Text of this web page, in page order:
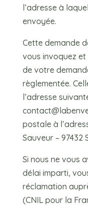
l’adresse à
envoyée.
Cette demande
vous invoquez
de votre
règlementée.
l’adresse
postale à
Sauveur – 97432
Si nous ne vous
délai imparti,
réclamation
(CNIL pour la